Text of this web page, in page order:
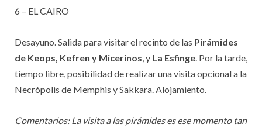
6 – EL CAIRO
Desayuno. Salida para visitar el recinto de las Pirámides
de Keops, Kefren y Micerinos, y La Esfinge. Por la tarde,
tiempo libre, posibilidad de realizar una visita opcional a la
Necrópolis de Memphis y Sakkara. Alojamiento.
Comentarios: La visita a las pirámides es ese momento tan